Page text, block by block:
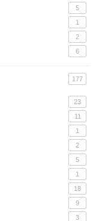
5
1
2
6
177
23
11
1
2
5
1
18
9
3